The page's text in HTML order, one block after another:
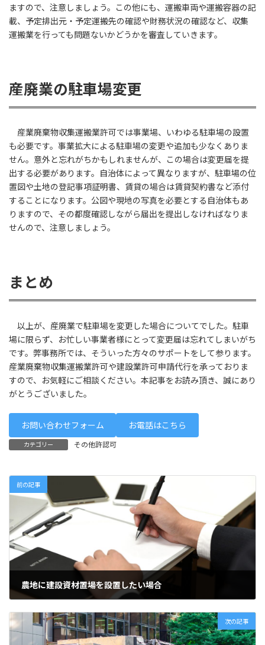
ますので、注意しましょう。この他にも、運搬車両や運搬容器の記
載、予定排出元・予定運搬先の確認や財務状況の確認など、収集
運搬業を行っても問題ないかどうかを審査していきます。
産廃業の駐車場変更
産業廃棄物収集運搬業許可では事業場、いわゆる駐車場の設置
も必要です。事業拡大による駐車場の変更や追加も少なくありま
せん。意外と忘れがちかもしれませんが、この場合は変更届を提
出する必要があります。自治体によって異なりますが、駐車場の位
置図や土地の登記事項証明書、賃貸の場合は賃貸契約書など添付
することになります。公図や現地の写真を必要とする自治体もあ
りますので、その都度確認しながら届出を提出しなければなりま
せんので、注意しましょう。
まとめ
以上が、産廃業で駐車場を変更した場合についてでした。駐車
場に限らず、お忙しい事業者様にとって変更届は忘れてしまいがち
です。弊事務所では、そういった方々のサポートをして参ります。
産業廃棄物収集運搬業許可や建設業許可申請代行を承っておりま
すので、お気軽にご相談ください。本記事をお読み頂き、誠にあり
がとうございました。
お問い合わせフォーム お電話はこちら
カテゴリー その他許認可
前の記事
農地に建設資材置場を設置したい場合
次の記事